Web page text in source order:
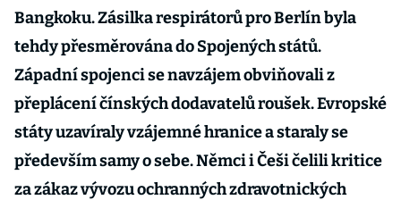
Bangkoku. Zásilka respirátorů pro Berlín byla
tehdy přesměrována do Spojených států.
Západní spojenci se navzájem obviňovali z
přeplácení čínských dodavatelů roušek. Evropské
státy uzavíraly vzájemné hranice a staraly se
především samy o sebe. Němci i Češi čelili kritice
za zákaz vývozu ochranných zdravotnických